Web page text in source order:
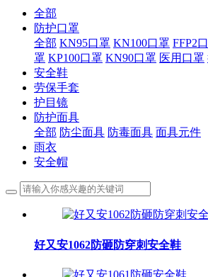
全部
防护口罩
全部 KN95口罩 KN100口罩 FFP2
罩 KP100口罩 KN90口罩 医用口罩
安全鞋
劳保手套
护目镜
防护面具
全部 防尘面具 防毒面具 面具元件
雨衣
安全帽
好又安1062防砸防穿刺安全鞋